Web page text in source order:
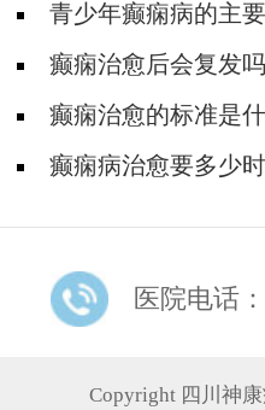
青少年癫痫病的主
癫痫治愈后会复发吗
癫痫治愈的标准是
癫痫病治愈要多少
医院电话：
Copyright 四川神